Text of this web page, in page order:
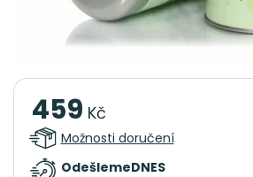
459 Kč
Možnosti doručení
OdešlemeDNES